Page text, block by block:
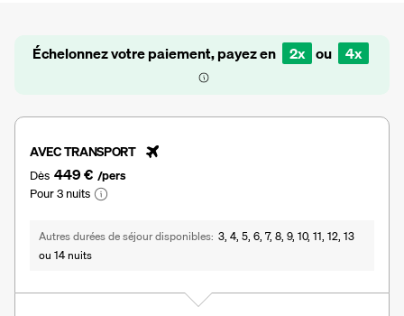
Échelonnez votre paiement, payez en 2x ou 4x
AVEC TRANSPORT
Dès 449 € /pers
Pour 3 nuits
Autres durées de séjour disponibles 3, 4, 5, 6, 7, 8, 9, 10, 11, 12, 13
ou 14 nuits